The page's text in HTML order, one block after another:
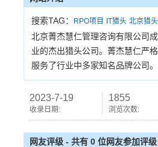
搜索TAG： RPO项目 IT猎头 北京猎
北京菁杰慧仁管理咨询有限公司
业的杰出猎头公司。菁杰慧仁严
服务了行业中多家知名品牌公司。
2023-7-19
收录日期:
1855
浏览次数:
网友评级 - 共有 0 位网友参加评级